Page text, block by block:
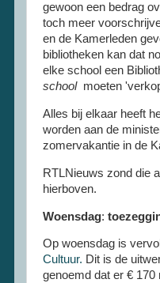
gewoon een bedrag
toch meer
en de Kamerleden
bibliotheken kan dat
elke school een
school moeten
Alles bij elkaar heeft
worden aan de
zomervakantie in de
RTLNieuws zond die
hierboven.
Woensdag:
Op woensdag is
Cultuur. Dit is de
genoemd dat er €